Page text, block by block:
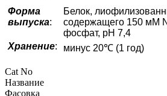
Форма
выпуска:
Белок,
содержащего 150 мМ
фосфат, рН 7,4
Хранение: минус 20℃ (1 год)
Cat No
Название
Фасовка